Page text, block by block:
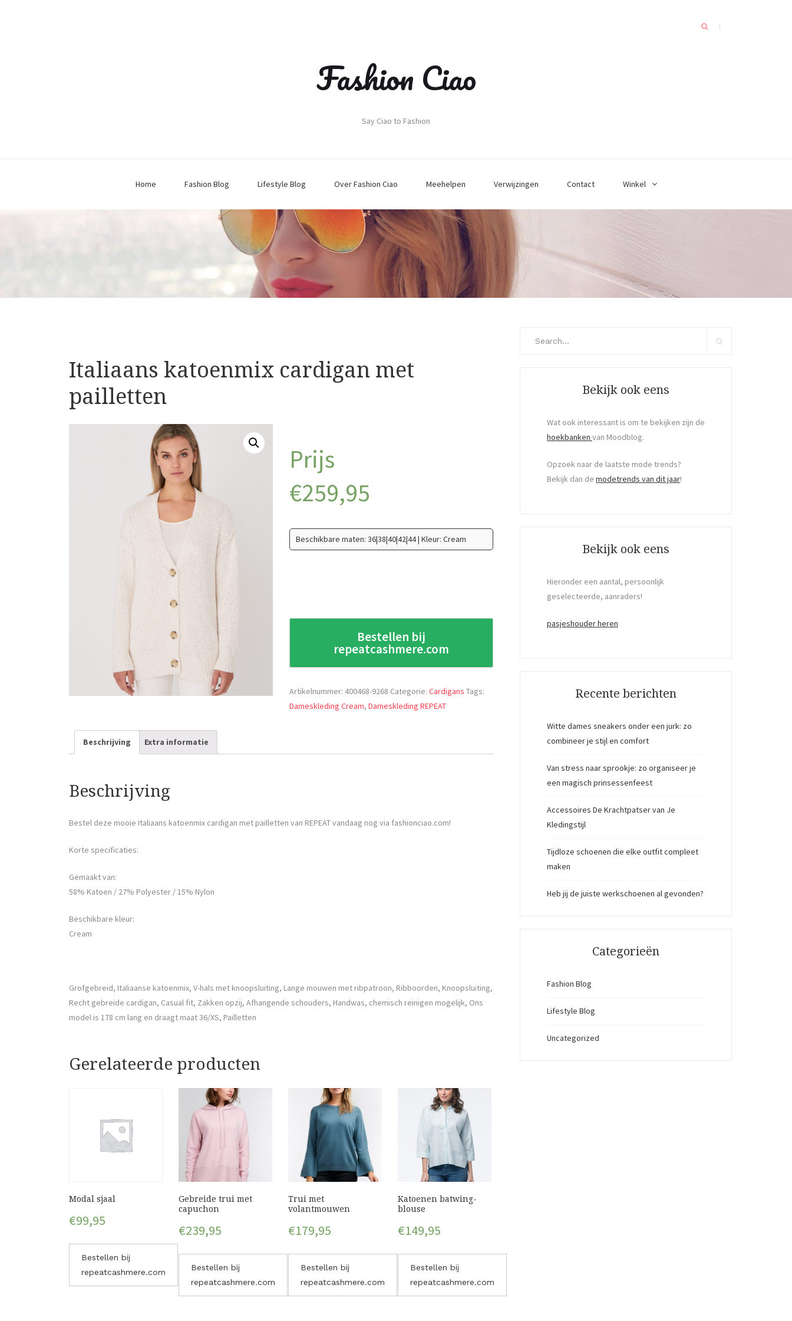
Fashion Ciao
Say Ciao to Fashion
Home Fashion Blog Lifestyle Blog Over Fashion Ciao Meehelpen Verwijzingen Contact Winkel
Italiaans katoenmix cardigan met
pailletten
€259,95
Beschikbare maten: 36|38|40|42|44 | Kleur: Cream
Bestellen bij
repeatcashmere.com
Artikelnummer: 400468-9268 Categorie:Cardigans Tags:
Dameskleding Cream,Dameskleding REPEAT
Beschrijving Extra informatie
Beschrijving
Bestel deze mooie Italiaans katoenmix cardigan met pailletten van REPEAT vandaag nog via fashionciao.com!
Korte specificaties:
Gemaakt van:
58% Katoen / 27% Polyester / 15% Nylon
Beschikbare kleur:
Cream
Grofgebreid, Italiaanse katoenmix, V-hals met knoopsluiting, Lange mouwen met ribpatroon, Ribboorden, Knoopsluiting,
Recht gebreide cardigan, Casual fit, Zakken opzij, Afhangende schouders, Handwas, chemisch reinigen mogelijk, Ons
model is 178 cm lang en draagt maat 36/XS, Pailletten
Gerelateerde producten
Modal sjaal
€99,95
Bestellen bij
repeatcashmere.com
Gebreide trui met
capuchon
€239,95
Bestellen bij
repeatcashmere.com
Trui met
volantmouwen
€179,95
Bestellen bij
repeatcashmere.com
Katoenen batwing-
blouse
€149,95
Bestellen bij
repeatcashmere.com
Bekijk ook eens
Wat ook interessant is om te bekijken zijn de
hoekbanken van Moodblog.
Opzoek naar de laatste mode trends?
Bekijk dan de modetrends van dit jaar!
Bekijk ook eens
Hieronder een aantal, persoonlijk
geselecteerde, aanraders!
pasjeshouder heren
Recente berichten
Witte dames sneakers onder een jurk: zo
combineer je stijl en comfort
Van stress naar sprookje: zo organiseer je
een magisch prinsessenfeest
Accessoires De Krachtpatser van Je
Kledingstijl
Tijdloze schoenen die elke outfit compleet
maken
Heb jij de juiste werkschoenen al gevonden?
Categorieën
Fashion Blog
Lifestyle Blog
Uncategorized